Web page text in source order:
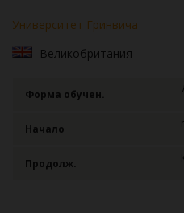
Университет Гринвича
Великобритания
Форма обучен.
Начало
Продолж.